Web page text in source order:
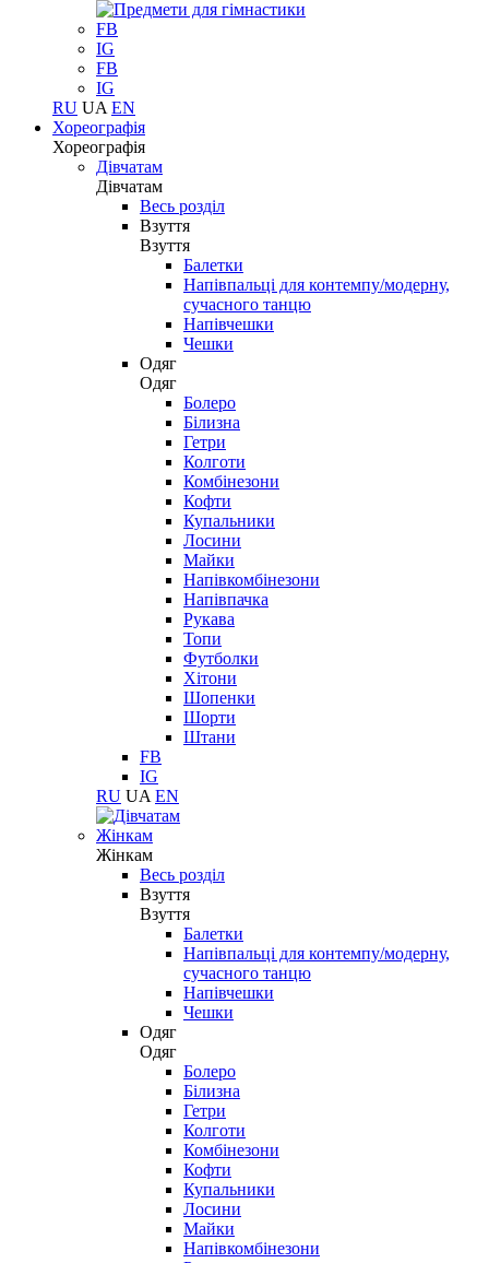
FB
IG
FB
IG
RU UA EN
Хореографія
Хореографія
Дівчатам
Дівчатам
Весь розділ
Взуття
Взуття
Балетки
Напівпальці для контемпу/модерну,
сучасного танцю
Напівчешки
Чешки
Одяг
Одяг
Болеро
Білизна
Гетри
Колготи
Комбінезони
Кофти
Купальники
Лосини
Майки
Напівкомбінезони
Напівпачка
Рукава
Топи
Футболки
Хітони
Шопенки
Шорти
Штани
FB
IG
RU UA EN
Жінкам
Жінкам
Весь розділ
Взуття
Взуття
Балетки
Напівпальці для контемпу/модерну,
сучасного танцю
Напівчешки
Чешки
Одяг
Одяг
Болеро
Білизна
Гетри
Колготи
Комбінезони
Кофти
Купальники
Лосини
Майки
Напівкомбінезони